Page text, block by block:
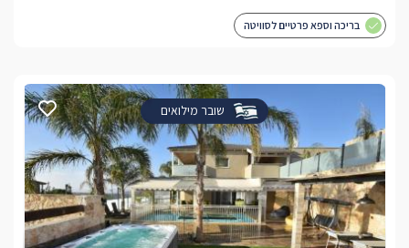
בריכה וספא פרטיים לסוויטה
שובר מילואים